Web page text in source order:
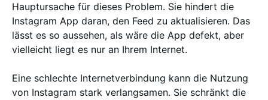
Hauptursache für dieses Problem. Sie hindert die
Instagram App daran, den Feed zu aktualisieren. Das
lässt es so aussehen, als wäre die App defekt, aber
vielleicht liegt es nur an Ihrem Internet.
Eine schlechte Internetverbindung kann die Nutzung
von Instagram stark verlangsamen. Sie schränkt die